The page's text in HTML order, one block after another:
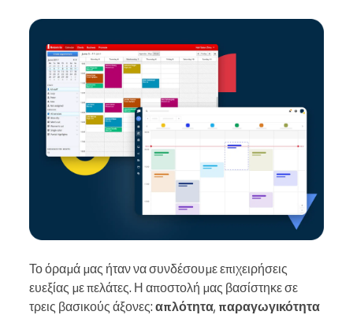
Το όραμά μας ήταν να συνδέσουμε επιχειρήσεις
ευεξίας με πελάτες. Η αποστολή μας βασίστηκε σε
τρεις βασικούς άξονες: απλότητα, παραγωγικότητα